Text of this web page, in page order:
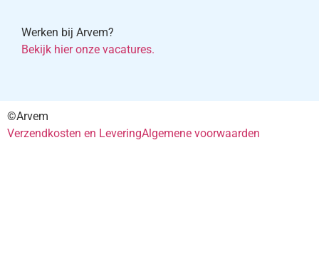
Werken bij Arvem?
Bekijk hier onze vacatures.
©Arvem
Verzendkosten en LeveringAlgemene voorwaarden